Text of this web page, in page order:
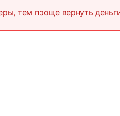
тем проще вернуть